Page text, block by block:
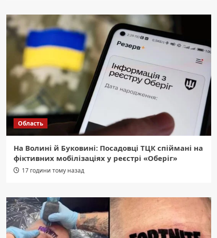
Область
На Волині й Буковині: Посадовці ТЦК спіймані на
фіктивних мобілізаціях у реєстрі «Оберіг»
17 години тому назад